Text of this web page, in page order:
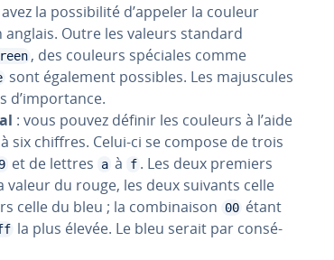
la pos­si­bi­lité d’appeler la couleur
Outre les valeurs standard
, des couleurs spéciales comme
sont également possibles. Les ma­jus­cules
d’im­por­tance.
: vous pouvez définir les couleurs à l’aide
six chiffres. Celui-ci se compose de trois
9 et de lettres a à f . Les deux premiers
du rouge, les deux suivants celle
celle du bleu ; la com­bi­nai­son
00 étant
la plus élevée. Le bleu serait par con­sé­